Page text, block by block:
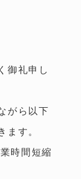
御礼申し
がら以下
ます。
時間短縮